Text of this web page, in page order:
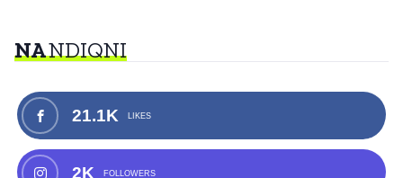
NANDIQNI
21.1K LIKES
2K FOLLOWERS